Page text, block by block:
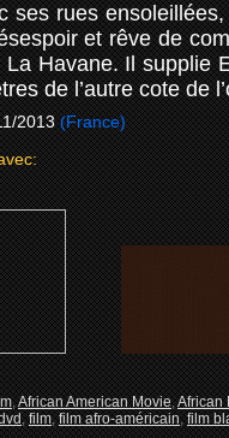
ses rues
et rêve de
Havane. Il supplie
de l’autre cote de
2013 (France)
,African American Movie,African
,film,film afro-américain,film